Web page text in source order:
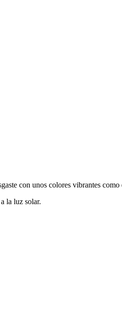
con unos colores vibrantes
la luz solar.